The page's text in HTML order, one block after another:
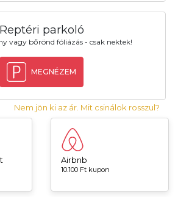
Reptéri parkoló
vagy bőrönd fóliázás - csak nektek!
MEGNÉZEM
Nem jön ki az ár. Mit csinálok rosszul?
Airbnb
10.100 Ft kupon